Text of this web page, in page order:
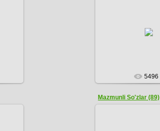
5496
Mazmunli So'zlar (89)